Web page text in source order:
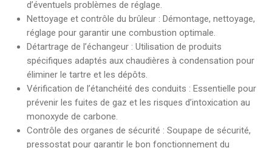
d’éventuels problèmes de réglage.
Nettoyage et contrôle du brûleur : Démontage, nettoyage,
réglage pour garantir une combustion optimale.
Détartrage de l’échangeur : Utilisation de produits
spécifiques adaptés aux chaudières à condensation pour
éliminer le tartre et les dépôts.
Vérification de l’étanchéité des conduits : Essentielle pour
prévenir les fuites de gaz et les risques d’intoxication au
monoxyde de carbone.
Contrôle des organes de sécurité : Soupape de sécurité,
pressostat pour garantir le bon fonctionnement du